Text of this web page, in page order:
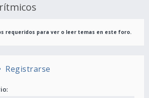
requeridos para ver o leer temas en este foro.
Registrarse